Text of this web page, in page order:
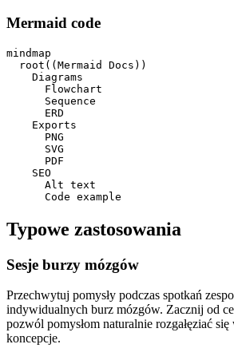
Mermaid code
mindmap
  root((Mermaid Docs))
    Diagrams
      Flowchart
      Sequence
      ERD
    Exports
      PNG
      SVG
      PDF
    SEO
      Alt text
      Code example
Typowe zastosowania
Sesje burzy mózgów
Przechwytuj pomysły podczas spotkań
indywidualnych burz mózgów. Zacznij od
pozwól pomysłom naturalnie rozgałęziać
koncepcje.